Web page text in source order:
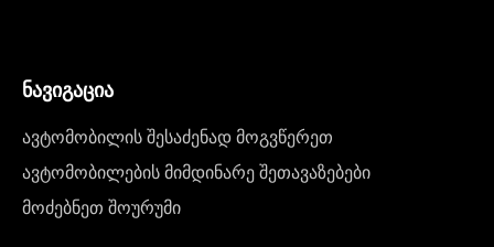
ნავიგაცია
ავტომობილის შესაძენად მოგვწერეთ
ავტომობილების მიმდინარე შეთავაზებები
მოძებნეთ შოურუმი